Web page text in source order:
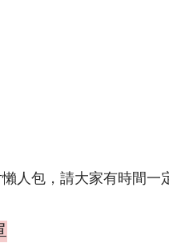
人包，請大家有時間一